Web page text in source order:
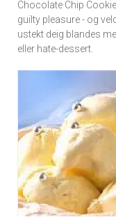
Chocolate Chip
guilty pleasure - og
ustekt deig blandes
eller hate-dessert.